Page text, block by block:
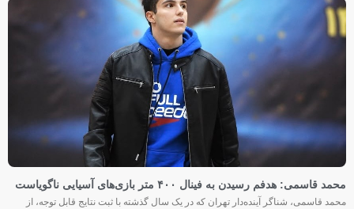
محمد قاسمی: هدفم رسیدن به فینال ۴۰۰ متر بازی‌های آسیایی ناگویاست
محمد قاسمی، شناگر آینده‌دار تهران که در یک سال گذشته با ثبت نتایج قابل توجه، از